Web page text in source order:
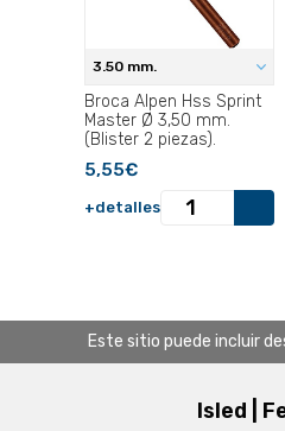
3.50 mm.
Broca Alpen Hss Sprint
Master Ø 3,50 mm.
(Blister 2 piezas).
5,55€
+detalles
Este sitio puede incluir
Isled |